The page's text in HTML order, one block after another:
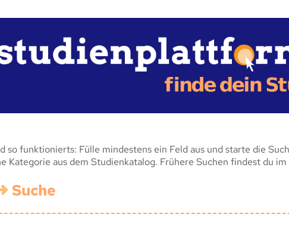
so funktionierts: Fülle mindestens ein Feld aus und starte die
Kategorie aus dem Studienkatalog. Frühere Suchen findest du im
Suche